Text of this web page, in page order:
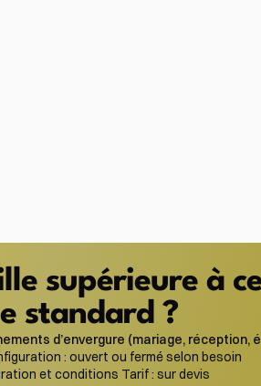
supérieure à
standard ?
d’envergure (mariage,
: ouvert ou fermé selon besoin
et conditions Tarif : sur devis